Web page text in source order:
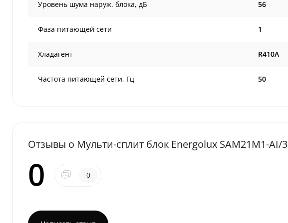
Уровень шума наруж. блока, дБ 56
Фаза питающей сети 1
Хладагент R410A
Частота питающей сети, Гц 50
Отзывы о Мульти-сплит блок Energolux SAM21M1-AI/3
0 0